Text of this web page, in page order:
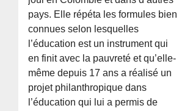
pays. Elle répéta les formules bien
connues selon lesquelles
l’éducation est un instrument qui
en finit avec la pauvreté et qu’elle-
même depuis 17 ans a réalisé un
projet philanthropique dans
l’éducation qui lui a permis de